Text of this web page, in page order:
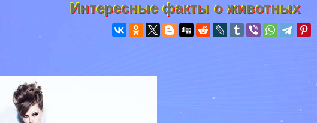
Интересные факты о животных